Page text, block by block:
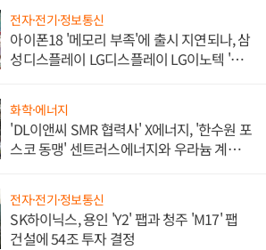
전자·전기·정보통신
아이폰18 '메모리 부족'에 출시 지연되나, 삼
성디스플레이 LG디스플레이 LG이노텍 '탈
화학·에너지
'DL이앤씨 SMR 협력사' X에너지, '한수원 포
스코 동맹' 센트러스에너지와 우라늄 계약
전자·전기·정보통신
SK하이닉스, 용인 'Y2' 팹과 청주 'M17' 팹
건설에 54조 투자 결정